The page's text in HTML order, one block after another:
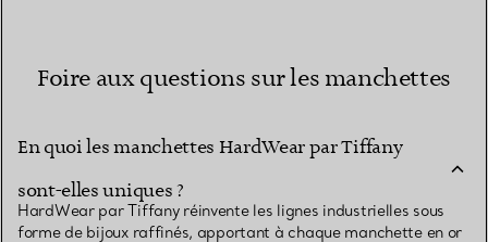
Foire aux questions sur les manchettes
En quoi les manchettes HardWear par Tiffany
sont-elles uniques ?
HardWear par Tiffany réinvente les lignes industrielles sous
forme de bijoux raffinés, apportant à chaque manchette en or